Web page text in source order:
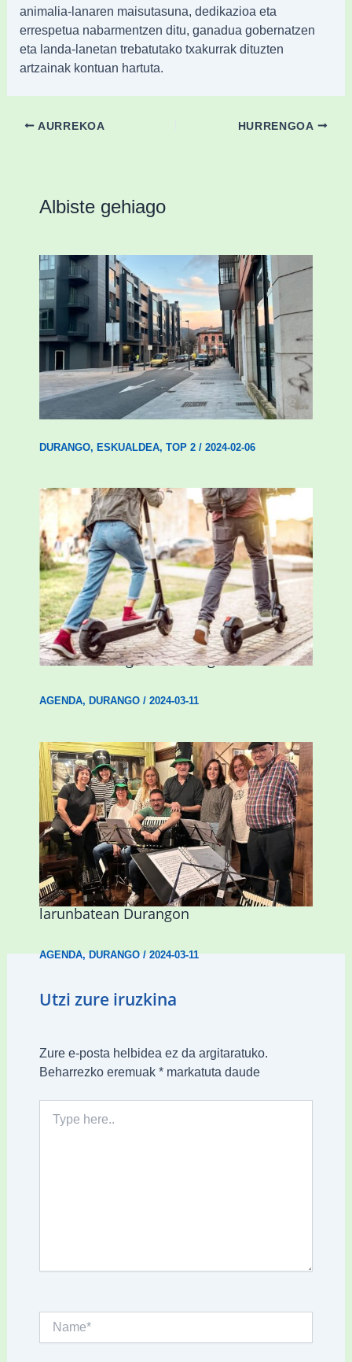
animalia-lanaren maisutasuna, dedikazioa eta
errespetua nabarmentzen ditu, ganadua gobernatzen
eta landa-lanetan trebatutako txakurrak dituzten
artzainak kontuan hartuta.
AURREKOA HURRENGOA
Albiste gehiago
Udal etxebizitza tasatuei buruzko lehen
ordenantza izango du Durangok
DURANGO, ESKUALDEA, TOP 2/ 2024-02-06
Ostegun honetan “Oinezko
Nagusientzako Bide Segurtasuna”
hitzaldia izango da Durangon
AGENDA, DURANGO/ 2024-03-11
Herri Maite akordeoi taldeak S. Patrick
Irlandako patroia ospatuko du
larunbatean Durangon
AGENDA,DURANGO/2024-03-11
Utzi zure iruzkina
Zure e-posta helbidea ez da argitaratuko.
Beharrezko eremuak *markatuta daude
here..